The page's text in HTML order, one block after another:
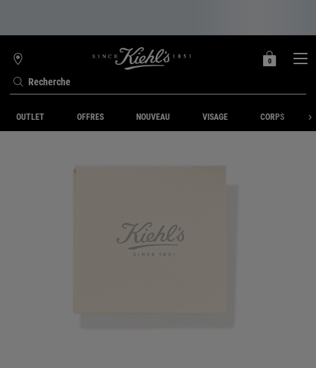
Recherche
TROUVER
UNE
BOUTIQUE
MON
0
0 PRODUIT
OUTLET OFFRES NOUVEAU VISAGE CORPS